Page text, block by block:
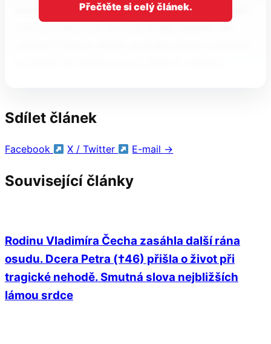
zcela nepravdivé údaje. Podvod s dávkami vynesl
Přečtěte si celý článek.
Sdílet článek
Facebook X / Twitter E-mail →
Související články
Rodinu Vladimíra Čecha zasáhla další rána
osudu. Dcera Petra (†46) přišla o život při
tragické nehodě. Smutná slova nejbližších
lámou srdce